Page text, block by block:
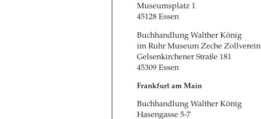
Museumsplatz 1
45128 Essen
Buchhandlung Walther König
im Ruhr Museum Zeche Zollverein
Gelsenkirchener Straße 181
45309 Essen
Frankfurt am Main
Buchhandlung Walther König
Hasengasse 5-7